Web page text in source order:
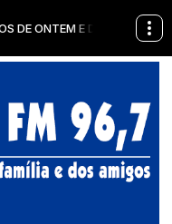
DE ONTEM E DE HOJE das